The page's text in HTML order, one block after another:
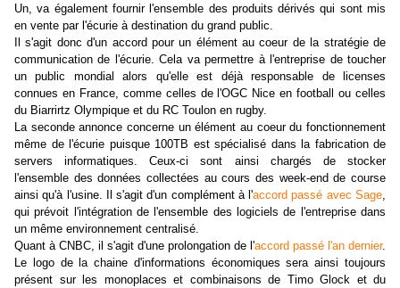
Un, va également fournir l'ensemble des produits dérivés qui sont mis
en vente par l'écurie à destination du grand public.
Il s'agit donc d'un accord pour un élément au coeur de la stratégie de
communication de l'écurie. Cela va permettre à l'entreprise de toucher
un public mondial alors qu'elle est déjà responsable de licenses
connues en France, comme celles de l'OGC Nice en football ou celles
du Biarrirtz Olympique et du RC Toulon en rugby.
La seconde annonce concerne un élément au coeur du fonctionnement
même de l'écurie puisque 100TB est spécialisé dans la fabrication de
servers informatiques. Ceux-ci sont ainsi chargés de stocker
l'ensemble des données collectées au cours des week-end de course
ainsi qu'à l'usine. Il s'agit d'un complément à l'accord passé avec Sage,
qui prévoit l'intégration de l'ensemble des logiciels de l'entreprise dans
un même environnement centralisé.
Quant à CNBC, il s'agit d'une prolongation de l'accord passé l'an dernier.
Le logo de la chaine d'informations économiques sera ainsi toujours
présent sur les monoplaces et combinaisons de Timo Glock et du